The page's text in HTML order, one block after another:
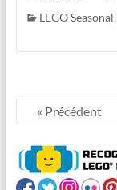
LEGO Seasonal,
« Précédent